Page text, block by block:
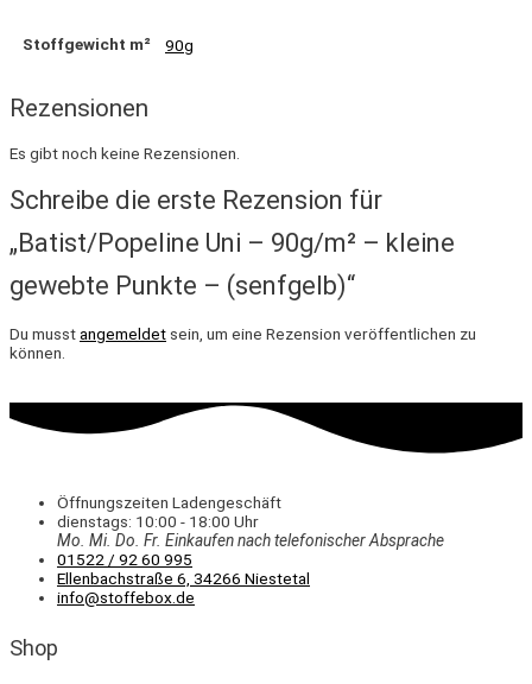
Stoffgewicht m² 90g
Rezensionen
Es gibt noch keine Rezensionen.
Schreibe die erste Rezension für
„Batist/Popeline Uni – 90g/m² – kleine
gewebte Punkte – (senfgelb)“
Du musstangemeldet sein, um eine Rezension veröffentlichen zu
können.
Öffnungszeiten Ladengeschäft
dienstags: 10:00 - 18:00 Uhr
Mo. Mi. Do. Fr. Einkaufennach telefonischer Absprache
01522 / 92 60 995
Ellenbachstraße 6, 34266 Niestetal
info@stoffebox.de
Shop